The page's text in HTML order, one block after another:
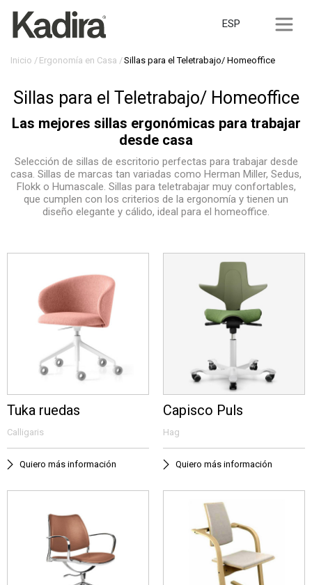
ESP
Inicio Ergonomía en Casa Sillas para el Teletrabajo/ Homeoffice
Sillas para el Teletrabajo/ Homeoffice
Las mejores sillas ergonómicas para trabajar
desde casa
Selección de sillas de escritorio perfectas para trabajar desde
casa. Sillas de marcas tan variadas como Herman Miller, Sedus,
Flokk o Humascale. Sillas para teletrabajar muy confortables,
que cumplen con los criterios de la ergonomía y tienen un
diseño elegante y cálido, ideal para el homeoffice.
Tuka ruedas
Calligaris
Quiero más información
Capisco Puls
Hag
Quiero más información